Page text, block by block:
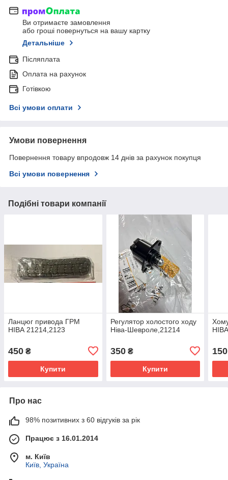
Ви отримаєте замовлення
або гроші повернуться на вашу картку
Детальніше
Післяплата
Оплата на рахунок
Готівкою
Всі умови оплати
Умови повернення
Повернення товару впродовж 14 днів за рахунок покупця
Всі умови повернення
Подібні товари компанії
Ланцюг привода ГРМ
НІВА 21214,2123
450 ₴
Купити
Регулятор холостого ходу
Ніва-Шевроле,21214
350₴
Купити
150
Про нас
98% позитивних з 60 відгуків за рік
Працює з 16.01.2014
м. Київ
Київ, Україна